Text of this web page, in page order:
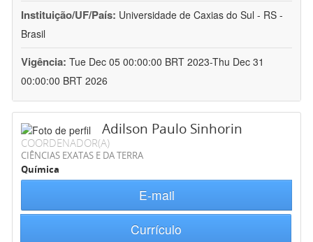
Instituição/UF/País: Universidade de Caxias do Sul - RS -
Brasil
Vigência: Tue Dec 05 00:00:00 BRT 2023-Thu Dec 31
00:00:00 BRT 2026
Adilson Paulo Sinhorin
COORDENADOR(A)
CIÊNCIAS EXATAS E DA TERRA
Química
E-mail
Currículo